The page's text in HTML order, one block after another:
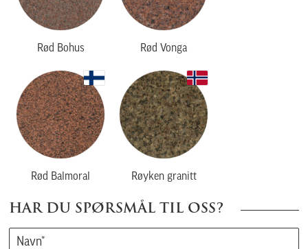
Rød Bohus Rød Vonga
Rød Balmoral Røyken granitt
HAR DU SPØRSMÅL TIL OSS?